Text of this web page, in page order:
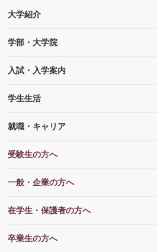
大学紹介
学部・大学院
入試・入学案内
学生生活
就職・キャリア
受験生の方へ
一般・企業の方へ
在学生・保護者の方へ
卒業生の方へ